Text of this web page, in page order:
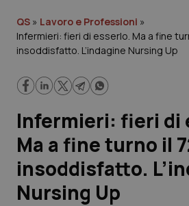
Governo e Parlamento
Regioni e Asl
Lavoro e Professioni
Scienza e Farmaci
Studi e Analisi
QS » Lavoro e Professioni »
Infermieri: fieri di esserlo. Ma a fine
insoddisfatto. L’indagine Nursing Up
Infermieri: fieri di
Ma a fine turno il
insoddisfatto.
Nursing Up